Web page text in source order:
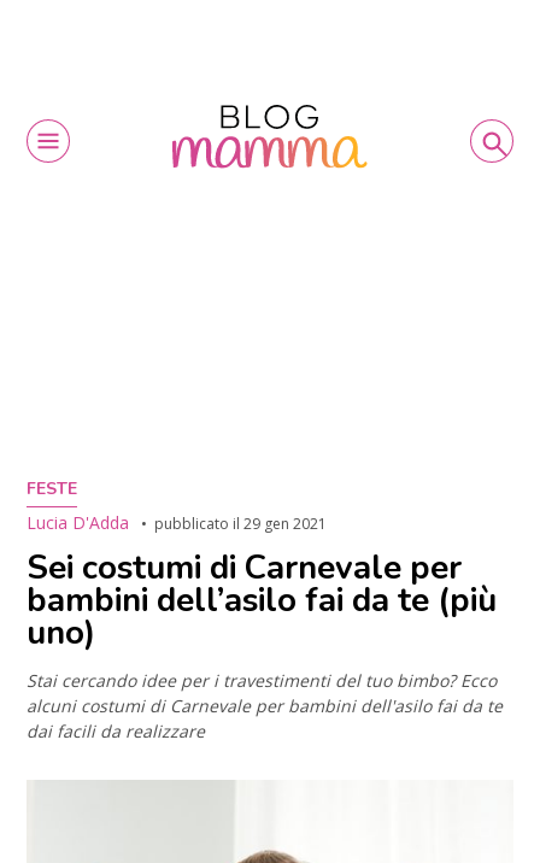
FESTE
Lucia D'Adda
pubblicato il29 gen 2021
Sei costumi di Carnevale per
bambini dell’asilo fai da te (più
uno)
Stai cercando idee per i travestimenti del tuo bimbo? Ecco
alcuni costumi di Carnevale per bambini dell'asilo fai da te
dai facili da realizzare